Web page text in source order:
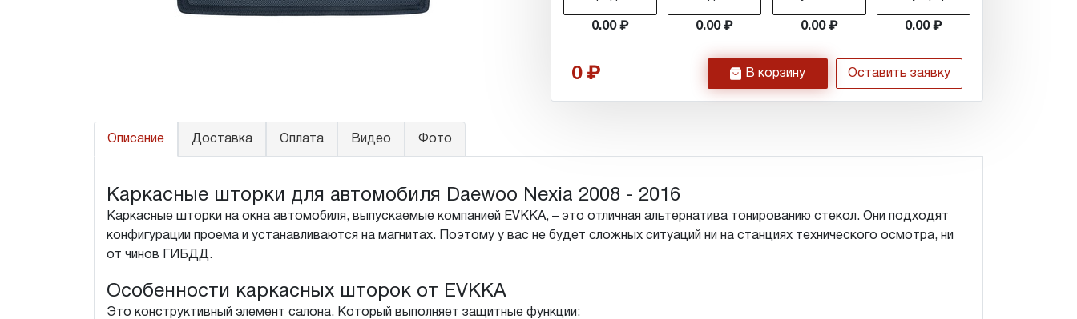
0.00 0.00 0.00 0.00
0 h В корзину Оставить заявку
Описание Доставка Оплата Видео Фото
Каркасные шторки для автомобиля Daewoo Nexia 2008 - 2016
Каркасные шторки на окна автомобиля, выпускаемые компанией EVKKA, – это отличная альтернатива тонированию стекол. Они подходят
конфигурации проема и устанавливаются на магнитах. Поэтому у вас не будет сложных ситуаций ни на станциях технического осмотра, ни
от чинов ГИБДД.
Особенности каркасных шторок от EVKKA
Это конструктивный элемент салона. Который выполняет защитные функции: